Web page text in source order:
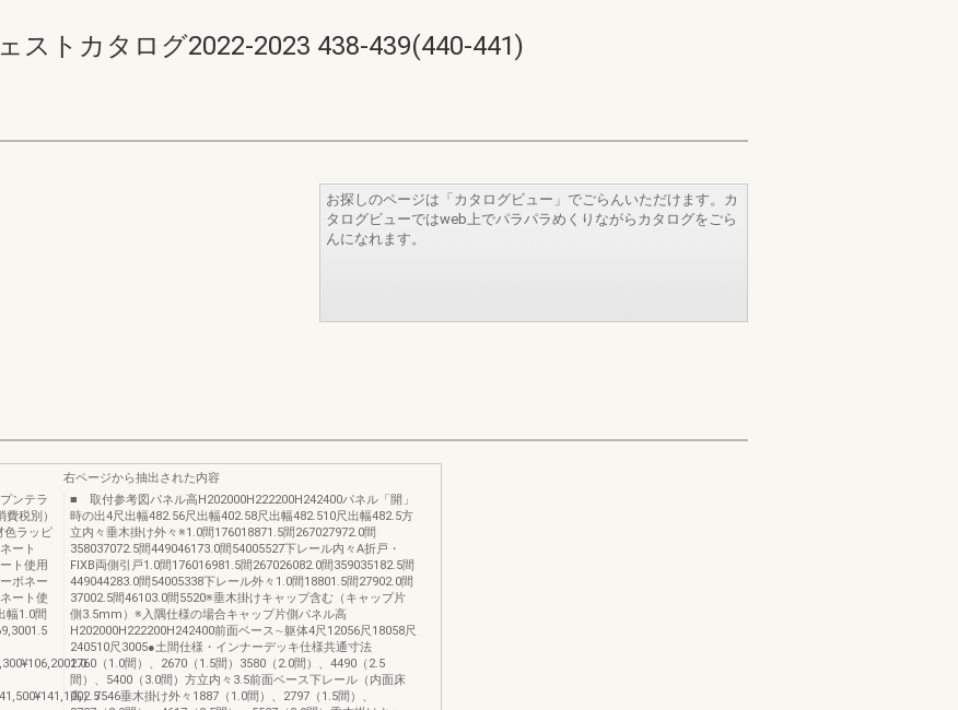
ストカタログ2022-2023 438-439(440-441)
お探しのページは「カタログビュー」でごらんいただけます。カ
タログビューではweb上でパラパラめくりながらカタログをごら
んになれます。
ンテラ
税別）
色ラッピ
ート
ト使用
ボネー
ート使
幅1.0間
右ページから抽出された内容
■ 取付参考図パネル高H202000H222200H242400パネル「開」
時の出4尺出幅482.56尺出幅402.58尺出幅482.510尺出幅482.5方
立内々垂木掛け外々※1.0間176018871.5間267027972.0間
358037072.5間449046173.0間54005527下レール内々A折戸・
FIXB両側引戸1.0間176016981.5間267026082.0間359035182.5間
449044283.0間54005338下レール外々1.0間18801.5間27902.0間
37002.5間46103.0間5520※垂木掛けキャップ含む（キャップ片
側3.5mm）※入隅仕様の場合キャップ片側パネル高
H202000H222200H242400前面ベース∼躯体4尺12056尺18058尺
240510尺3005●土間仕様・インナーデッキ仕様共通寸法
1760（1.0間）、2670（1.5間）3580（2.0間）、4490（2.5
間）、5400（3.0間）方立内々3.5前面ベース下レール（内面床
高）7546垂木掛け外々1887（1.0間）、2797（1.5間）、